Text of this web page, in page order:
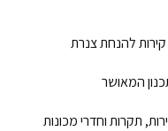
להנחת צנרת
המאושר
תקרות וחדרי מכונות